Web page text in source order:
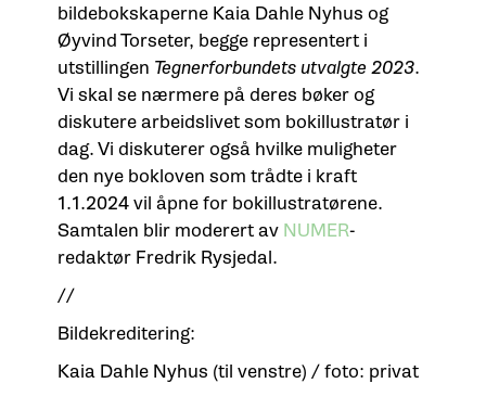
bildebokskaperne Kaia Dahle Nyhus og
Øyvind Torseter, begge representert i
utstillingen Tegnerforbundets utvalgte 2023.
Vi skal se nærmere på deres bøker og
diskutere arbeidslivet som bokillustratør i
dag. Vi diskuterer også hvilke muligheter
den nye bokloven som trådte i kraft
1.1.2024 vil åpne for bokillustratørene.
Samtalen blir moderert av NUMER-
redaktør Fredrik Rysjedal.
//
Bildekreditering:
Kaia Dahle Nyhus (til venstre) / foto: privat